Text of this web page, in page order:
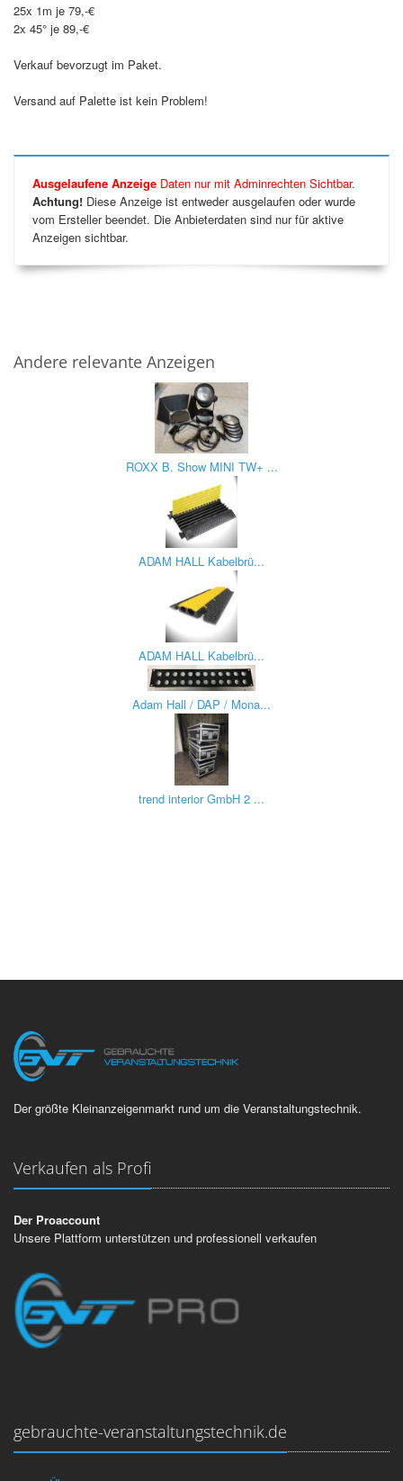
25x 1m je 79,-€
2x 45° je 89,-€
Verkauf bevorzugt im Paket.
Versand auf Palette ist kein Problem!
Ausgelaufene Anzeige Daten nur mit Adminrechten Sichtbar.
Achtung! Diese Anzeige ist entweder ausgelaufen oder wurde
vom Ersteller beendet. Die Anbieterdaten sind nur für aktive
Anzeigen sichtbar.
Andere relevante Anzeigen
ROXX B. Show MINI TW+ ...
ADAM HALL Kabelbrü...
ADAM HALL Kabelbrü...
Adam Hall / DAP / Mona...
trend interior GmbH 2 ...
Der größte Kleinanzeigenmarkt rund um die Veranstaltungstechnik.
Verkaufen als Profi
Der Proaccount
Unsere Plattform unterstützen und professionell verkaufen
gebrauchte-veranstaltungstechnik.de